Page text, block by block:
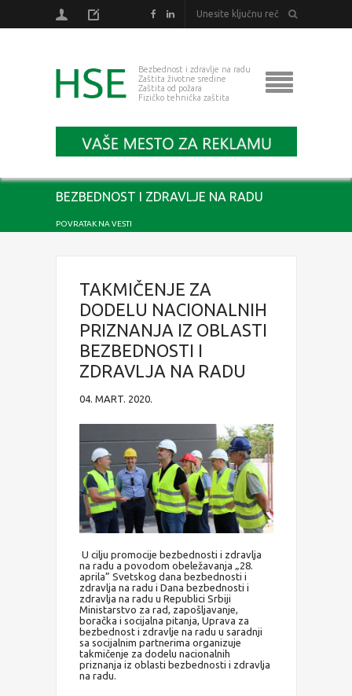
Bezbednost i zdravlje na radu
Zaštita životne sredine
Zaštita od požara
Fizičko tehnička zaštita
BEZBEDNOST I ZDRAVLJE NA RADU
POVRATAK NA VESTI
TAKMIČENJE ZA
DODELU NACIONALNIH
PRIZNANJA IZ OBLASTI
BEZBEDNOSTI I
ZDRAVLJA NA RADU
04. MART. 2020.
U cilju promocije bezbednosti i zdravlja
na radu a povodom obeležavanja „28.
aprila” Svetskog dana bezbednosti i
zdravlja na radu i Dana bezbednosti i
zdravlja na radu u Republici Srbiji
Ministarstvo za rad, zapošljavanje,
boračka i socijalna pitanja, Uprava za
bezbednost i zdravlje na radu u saradnji
sa socijalnim partnerima organizuje
takmičenje za dodelu nacionalnih
priznanja iz oblasti bezbednosti i zdravlja
na radu.